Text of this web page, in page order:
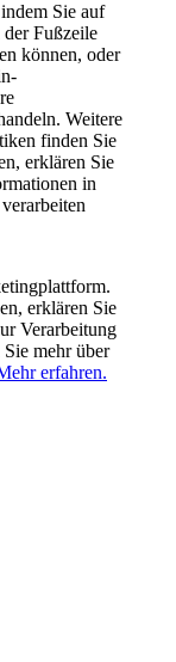
Sie auf
Fußzeile
können, oder
Weitere
finden Sie
erklären Sie
in
erklären Sie
Verarbeitung
mehr über
erfahren.